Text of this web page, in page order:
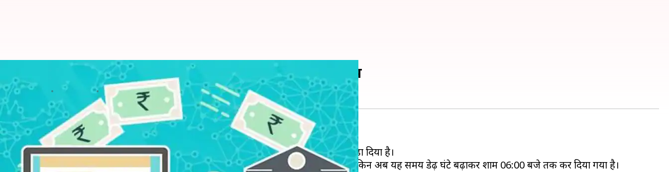
पहले से आसान होगा कैश ट्रांसफर, RBI ने जारी किया नया नियम
लेखन प्रमोद कुमार May 29, 2019 03:10 pm
क्या है खबर?
अगर आप ऑनलाइन फंड ट्रांसफर करते हैं तो आपके लिए एक जरूरी जानकारी है।
भारतीय रिजर्व बैंक (RBI) ने रियल टाइम ग्रॉस सेटलमेंट (RTGS) के जरिए फंड ट्रांसफर का समय बढ़ा दिया है।
पहले इसके तहत कामकाजी दिनों में सुबह 8 बजे से 4:30 बजे तक फंड ट्रांसफर किया जाता था, लेकिन अब यह समय डेढ़ घंटे बढ़ाकर शाम 06:00 बजे तक कर दिया गया है।